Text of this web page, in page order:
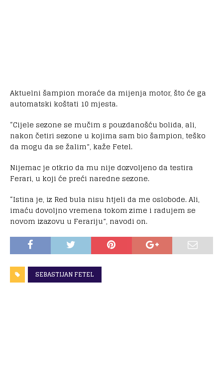
Aktuelni šampion moraće da mijenja motor, što će ga
automatski koštati 10 mjesta.
“Cijele sezone se mučim s pouzdanošću bolida, ali,
nakon četiri sezone u kojima sam bio šampion, teško
da mogu da se žalim”, kaže Fetel.
Nijemac je otkrio da mu nije dozvoljeno da testira
Ferari, u koji će preći naredne sezone.
“Istina je, iz Red bula nisu htjeli da me oslobode. Ali,
imaću dovoljno vremena tokom zime i radujem se
novom izazovu u Ferariju”, navodi on.
SEBASTIJAN FETEL